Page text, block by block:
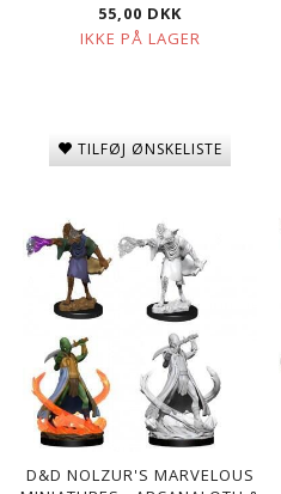
55,00 DKK
IKKE PÅ LAGER
TILFØJ ØNSKELISTE
D&D NOLZUR'S MARVELOUS